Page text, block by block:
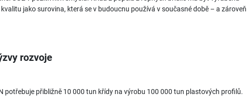
jako surovina, která se v budoucnu používá v současné době – a zároveň
rozvoje
potřebuje přibližně 10 000 tun křídy na výrobu 100 000 tun plastových profilů.